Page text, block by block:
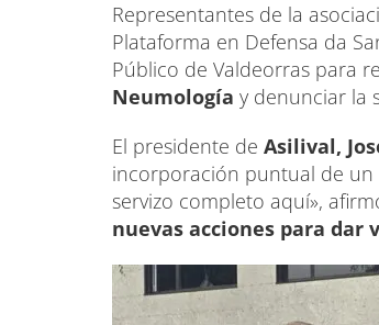
Representantes de la
Plataforma en Defensa da
Público de Valdeorras para
Neumología y denunciar la
El presidente de Asilival,
incorporación puntual de un
servizo completo aquí»,
nuevas acciones para